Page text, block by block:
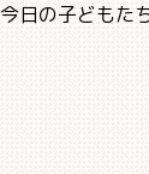
今日の子どもた